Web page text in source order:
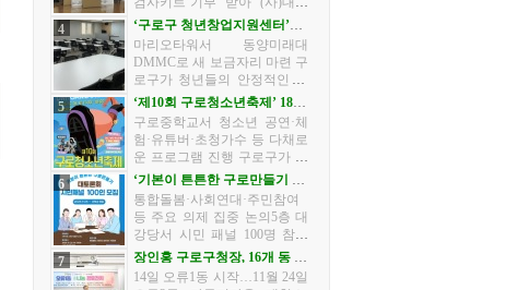
노인회 서울시 구로구지회(지
회장 함태호)는 어르신들의 건
강한 노후를 응원하기 위해 국
내 후각의료분야 전문기업 ㈜
아로마...
4
‘구로구 청년창업지원센터’16
일 개관
마리오타워서 동양미래대
DMMC로 새 보금자리 마련 구
로구가 청년들의 안정적인 창
업활동을 지원하기 위해 ‘구로
구 청년창업지원센터’를 새롭
게 단장했다. 구는 기존 마리오
타워(디지털로30길 28)에 위치
한 청년창...
5
‘제10회 구로청소년축제’ 18일
개최
구로중학교서 청소년 공연·체
험·유튜버·초청가수 등 다채로
운 프로그램 진행 구로구가 오
는 18일 구로중학교에서 ‘제10
회 구로청소년축제’를 개최한
다. ‘구로청소년축제’는 기획
부터 운영까지 청소년들이
직...
6
‘기본이 튼튼한 구로만들기 대
토론회’22일 개최
통합돌봄·사회연대·주민참여
등 주요 의제 집중 논의5층 대
강당서 시민 패널 100명 참여
숙의형 토론 방식구로구가 ‘기
본이 튼튼한 구로만들기 대토
론회’를 10월 22일 구청 본관 5
7
장인홍 구로구청장, 16개 동 순
회 방문 나서
14일 오류1동 시작…11월 24일